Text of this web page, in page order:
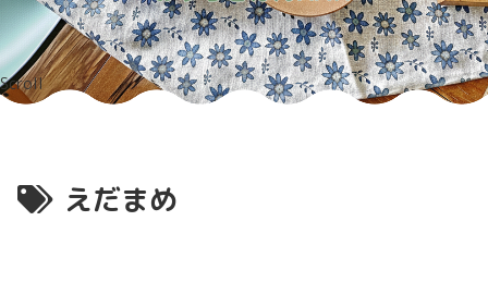
Scroll
えだまめ